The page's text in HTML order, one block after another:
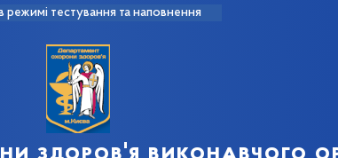
режимі тестування та наповнення